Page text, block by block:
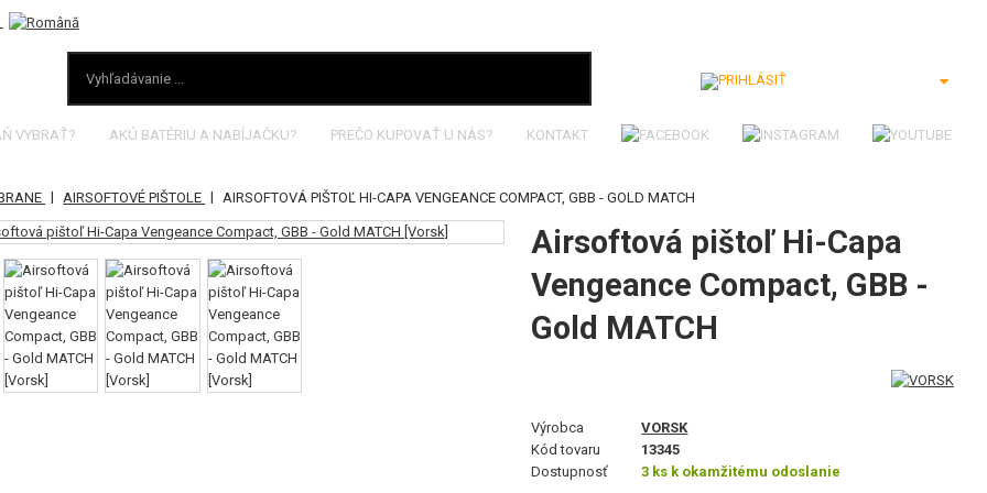
VYBRAŤ? AKÚ BATÉRIU A NABÍJAČKU? PREČO KUPOVAŤ U NÁS? KONTAKT
| AIRSOFTOVÉ PIŠTOLE | AIRSOFTOVÁ PIŠTOĽ HI-CAPA VENGEANCE COMPACT, GBB - GOLD MATCH
Airsoftová pištoľ Hi-Capa
Vengeance Compact, GBB -
Gold MATCH
Výrobca
VORSK
Kód tovaru
13345
Dostupnosť
3 ks k okamžitému odoslanie